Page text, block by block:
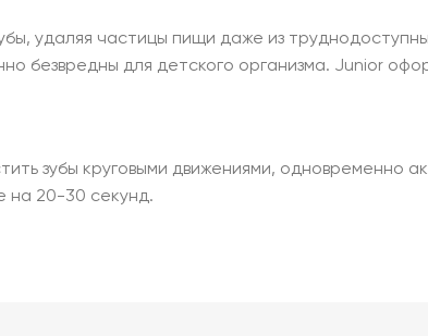
удаляя частицы пищи даже из
безвредны для детского организма. Junior
зубы круговыми движениями, одновременно
на 20-30 секунд.